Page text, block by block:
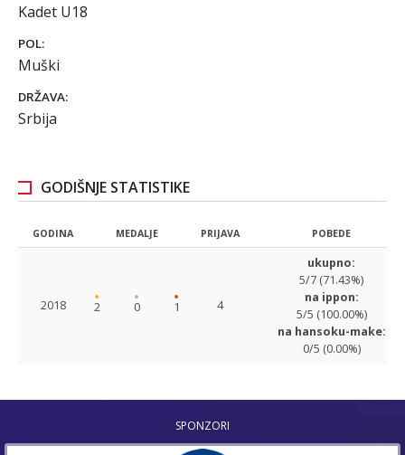
Kadet U18
POL:
Muški
DRŽAVA:
Srbija
GODIŠNJE STATISTIKE
GODINA MEDALJE PRIJAVA POBEDE
2018 2 0 1 4
ukupno:
5/7 (71.43%)
na ippon:
5/5 (100.00%)
na hansoku-make:
0/5 (0.00%)
SPONZORI